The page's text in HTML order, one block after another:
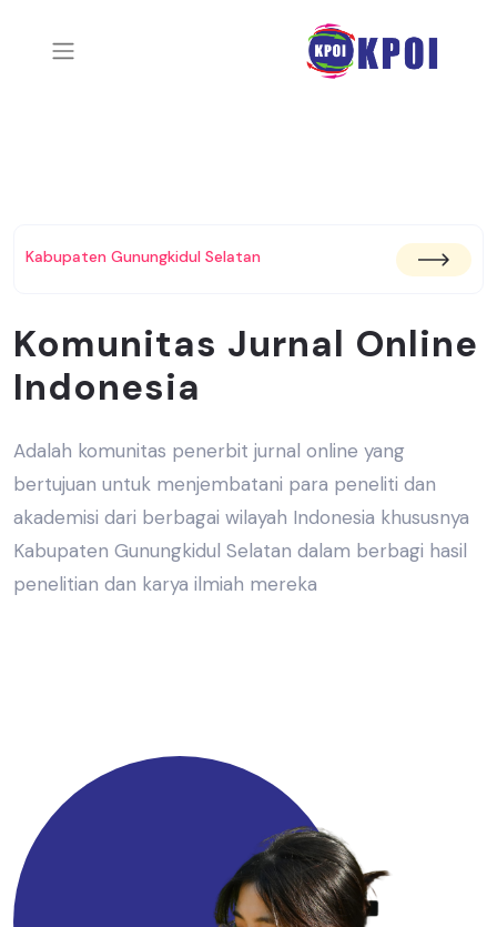
Kabupaten Gunungkidul Selatan
Komunitas Jurnal Online
Indonesia
Adalah komunitas penerbit jurnal online yang
bertujuan untuk menjembatani para peneliti dan
akademisi dari berbagai wilayah Indonesia khususnya
Kabupaten Gunungkidul Selatan dalam berbagi hasil
penelitian dan karya ilmiah mereka